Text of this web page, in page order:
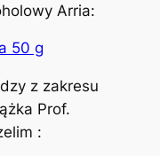
Arria:
50 g
z zakresu
Prof.
: